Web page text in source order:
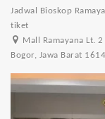
Jadwal Bioskop
tiket
Mall Ramayana Lt.
Bogor, Jawa Barat